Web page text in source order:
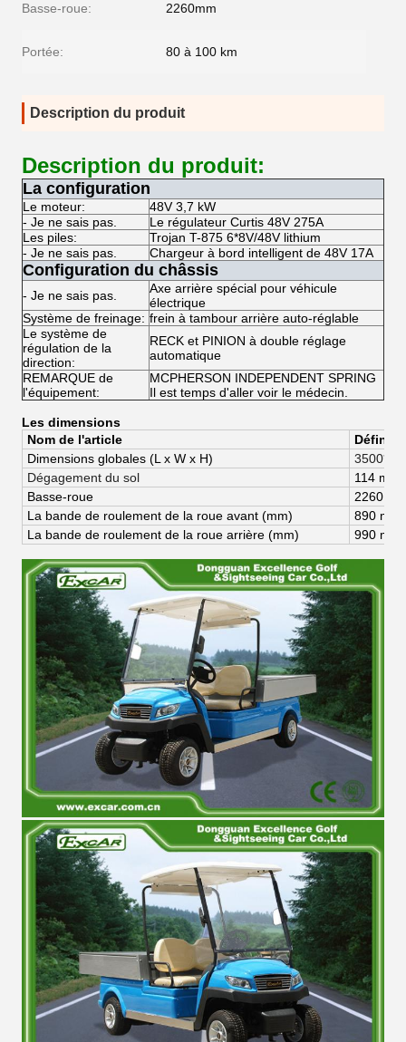
Basse-roue: 2260mm
Portée: 80 à 100 km
Description du produit
Description du produit:
La configuration
Le moteur:
48V 3,7 kW
- Je ne sais pas.
Le régulateur Curtis 48V 275A
Les piles:
Trojan T-875 6*8V/48V lithium
- Je ne sais pas.
Chargeur à bord intelligent de 48V 17A
Configuration du châssis
- Je ne sais pas.
Axe arrière spécial pour véhicule
électrique
Système de freinage: frein à tambour arrière auto-réglable
Le système de
régulation de la
direction:
RECK et PINION à double réglage
automatique
REMARQUE de
l'équipement:
MCPHERSON INDEPENDENT SPRING
Il est temps d'aller voir le médecin.
Les dimensions
Nom de l'article
Dimensions globales (L x W x H)
Dégagement du sol
114 mm
Basse-roue
2260
La bande de roulement de la roue avant (mm)
890 mm
La bande de roulement de la roue arrière (mm)
990 mm